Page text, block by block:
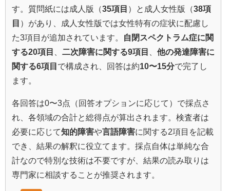
す。質問紙には成人版（35項目 ）と成人女性版（38項
目 ）があり、成人女性版では女性特有の症状に配慮し
た3項目が追加されています。
自閉スペクトラム症に関
する20項目
二次障害に関する9項目
他の発達障害に
関する6項目 で構成され、回答は約10〜15分で完了し
ます。
各回答は0〜3点（回答オプションに応じて）で採点さ
れ、各領域の合計と総得点が算出されます。検査者は
必要に応じて知的障害や言語障害に関する2項目を記載
でき、結果の解釈に役立てます。採点自体は単純な合
計なので特別な技術は不要ですが、結果の読み取りは
専門家に相談することが推奨されます。